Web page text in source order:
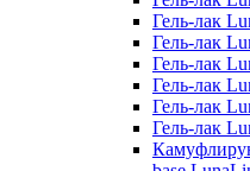
Гель-лак
Гель-лак
Гель-лак
Гель-лак
Гель-лак
Гель-лак